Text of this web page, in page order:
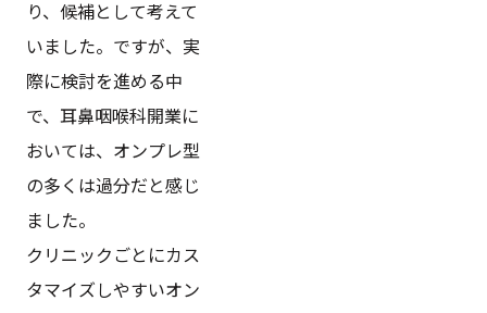
り、候補として考えて
いました。ですが、実
際に検討を進める中
で、耳鼻咽喉科開業に
おいては、オンプレ型
の多くは過分だと感じ
ました。
クリニックごとにカス
タマイズしやすいオン